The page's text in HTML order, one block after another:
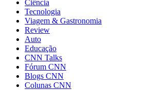
Ciência
Tecnologia
Viagem & Gastronomia
Review
Auto
Educação
CNN Talks
Fórum CNN
Blogs CNN
Colunas CNN